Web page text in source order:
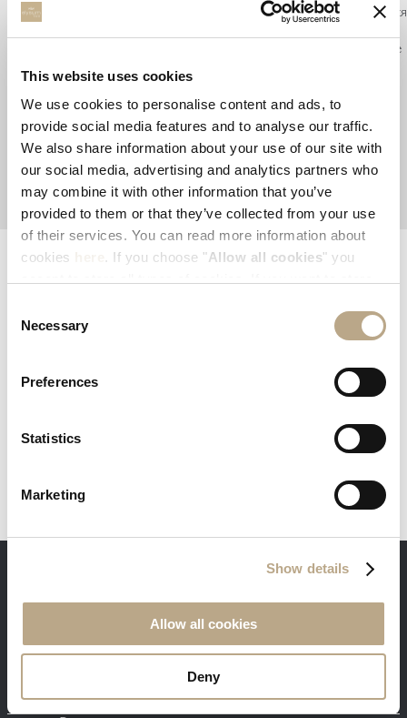
This website uses cookies
We use cookies to personalise content and ads, to
provide social media features and to analyse our traffic.
We also share information about your use of our site with
our social media, advertising and analytics partners who
may combine it with other information that you’ve
provided to them or that they’ve collected from your use
of their services. You can read more information about
cookies
. If you choose "Allow all cookies" you
tick boxes below, and then click "
Allow selection".
Selection
Necessary
Preferences
Statistics
Marketing
Show details
Allow all cookies
Deny
Наш тщательно разработанный Делюкс романтический пакет является
юбилей, или просто добавить немного романтики в Ваше пребывание
ЧИТАТЬ ДАЛЬШЕ
EXPLORE AND SHARE YOUR EXPERIENCE